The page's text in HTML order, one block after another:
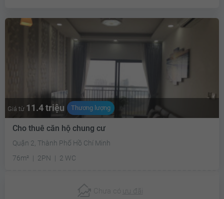
Giá từ 11.4 triệu Thương lượng
Cho thuê căn hộ chung cư
Quận 2, Thành Phố Hồ Chí Minh
76m²
2PN 2 WC
Chưa có ưu đãi